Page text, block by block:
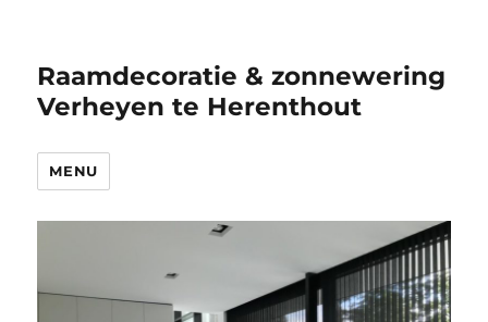
Raamdecoratie & zonnewering
Verheyen te Herenthout
MENU